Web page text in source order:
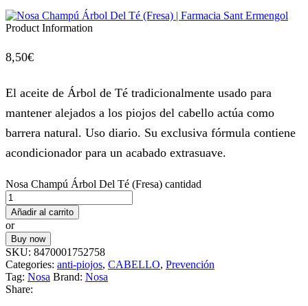
Product Information
8,50€
El aceite de Árbol de Té tradicionalmente usado para
mantener alejados a los piojos del cabello actúa como
barrera natural. Uso diario. Su exclusiva fórmula contiene
acondicionador para un acabado extrasuave.
Nosa Champú Árbol Del Té (Fresa) cantidad
Añadir al carrito
or
Buy now
SKU: 8470001752758
Categories: anti-piojos, CABELLO, Prevención
Tag: Nosa Brand: Nosa
Share: